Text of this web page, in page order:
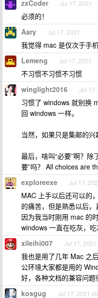
zxCoder Jul 17, 2021
必须的！
Aary Jul 17, 2021
我觉得 mac 是仅次于手
Lemeng Jul 17, 2021
不习惯不习惯不习惯
winglight2016 Jul 17,
习惯了 windows 就别换
回 windows 一样。
当然，如果只是集邮的兴
最后，啥叫“必要”啊？
要”吗？ All choices are
exploreexe Jul 17,
MAC 上手以后还可以的
的痛苦，但是熟悉以后，
因为我当时刚用 mac 的
windows 一直在吃灰，吃
xileihi007 Jul 17, 2021
我也是用了几年 Mac 之
公环境大家都是用的
好，各种文档的兼容问
kosgug Jul 17, 2021